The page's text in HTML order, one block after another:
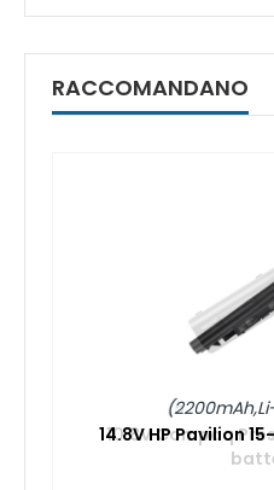
RACCOMANDANO
14.8V HP Pavilion